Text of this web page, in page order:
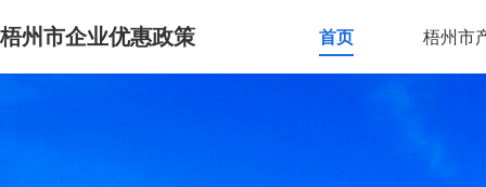
梧州市企业优惠政策 首页 梧州市